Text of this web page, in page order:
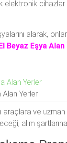
elektronik
alarak,
Beyaz Eşya Alan
Yerler
araçlara ve
alım